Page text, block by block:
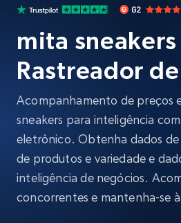
mita sneakers
Rastreador
Acompanhamento de preços
sneakers para inteligência
eletrônico. Obtenha dados
de produtos e variedade e
inteligência de negócios.
concorrentes e mantenha-se